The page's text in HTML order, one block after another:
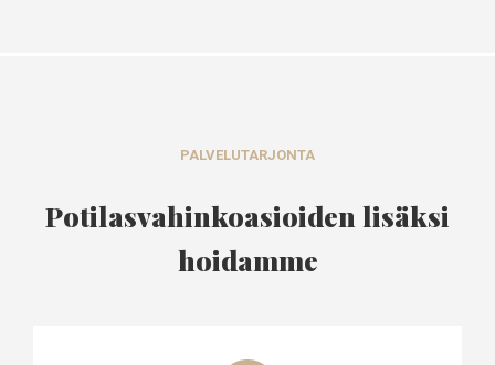
PALVELUTARJONTA
Potilasvahinkoasioiden lisäksi
hoidamme